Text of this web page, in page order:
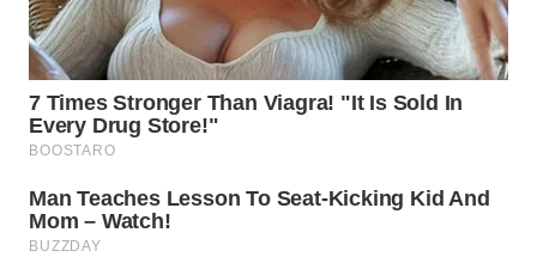
WN
INDRAMAYU
WN
KUNINGAN
WN
MAJALENGKA